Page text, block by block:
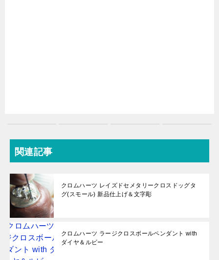
関連記事
クロムハーツ レイズドセメタリークロスドッグタ
グ(スモール) 新品仕上げ＆文字彫
クロムハーツ ラージクロスボールペンダント with
ダイヤ＆ルビー